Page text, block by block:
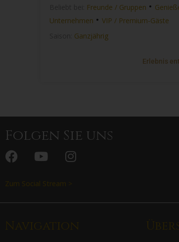
Freunde / Gruppen •
Unternehmen • VIP / Premium-Gäste
Ganzjährig
Erlebnis
Folgen Sie uns
Zum Social Stream >
Navigation